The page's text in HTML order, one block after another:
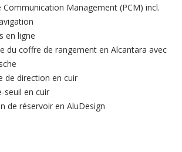
Communication Management (PCM) incl.
en ligne
du coffre de rangement en Alcantara avec
de direction en cuir
seuil en cuir
de réservoir en AluDesign